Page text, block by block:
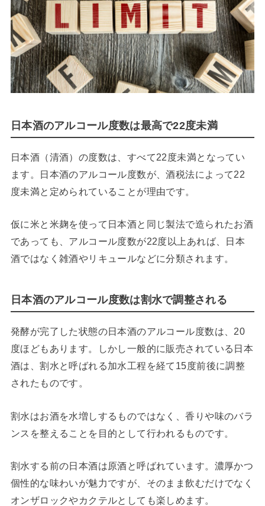
日本酒のアルコール度数は最高で22度未満
日本酒（清酒）の度数は、すべて22度未満となってい
ます。日本酒のアルコール度数が、酒税法によって22
度未満と定められていることが理由です。
仮に米と米麹を使って日本酒と同じ製法で造られたお酒
であっても、アルコール度数が22度以上あれば、日本
酒ではなく雑酒やリキュールなどに分類されます。
日本酒のアルコール度数は割水で調整される
発酵が完了した状態の日本酒のアルコール度数は、20
度ほどもあります。しかし一般的に販売されている日本
酒は、割水と呼ばれる加水工程を経て15度前後に調整
されたものです。
割水はお酒を水増しするものではなく、香りや味のバラ
ンスを整えることを目的として行われるものです。
割水する前の日本酒は原酒と呼ばれています。濃厚かつ
個性的な味わいが魅力ですが、そのまま飲むだけでなく
オンザロックやカクテルとしても楽しめます。